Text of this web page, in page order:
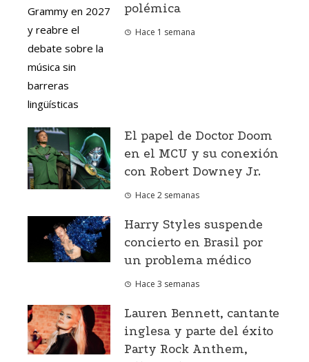
polémica
Hace 1 semana
El papel de Doctor Doom
en el MCU y su conexión
con Robert Downey Jr.
Hace 2 semanas
Harry Styles suspende
concierto en Brasil por
un problema médico
Hace 3 semanas
Lauren Bennett, cantante
inglesa y parte del éxito
Party Rock Anthem,